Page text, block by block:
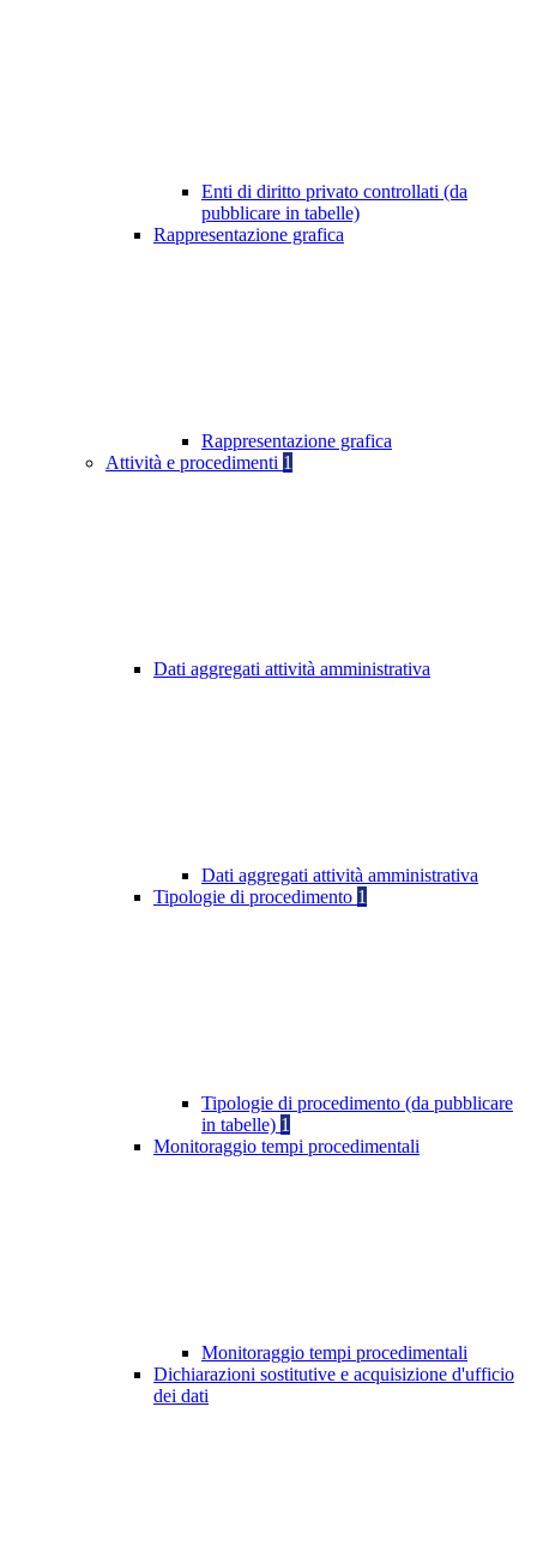
Enti di diritto privato controllati (da
pubblicare in tabelle)
Rappresentazione grafica
Rappresentazione grafica
Attività e procedimenti 1
Dati aggregati attività amministrativa
Dati aggregati attività amministrativa
Tipologie di procedimento 1
Tipologie di procedimento (da pubblicare
in tabelle) 1
Monitoraggio tempi procedimentali
Monitoraggio tempi procedimentali
Dichiarazioni sostitutive e acquisizione d'ufficio
dei dati